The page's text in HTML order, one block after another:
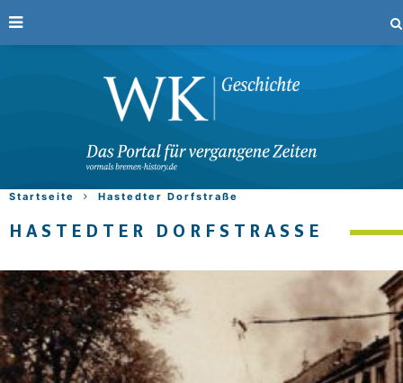
Startseite Hastedter Dorfstraße
HASTEDTER DORFSTRASSE